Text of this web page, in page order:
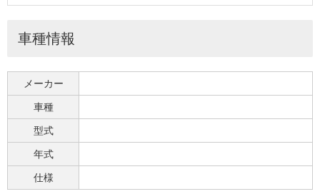
車種情報
メーカー
車種
型式
年式
仕様